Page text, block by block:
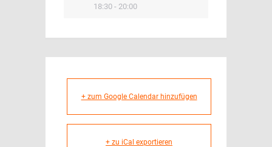
18:30 - 20:00
+ zum Google Calendar hinzufügen
+ zu iCal exportieren